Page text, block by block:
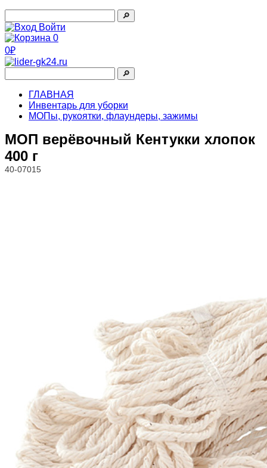
🔎︎
Войти
0
0₽
🔎︎
ГЛАВНАЯ
Инвентарь для уборки
МОПы, рукоятки, флаундеры, зажимы
МОП верёвочный Кентукки хлопок
400 г
40-07015